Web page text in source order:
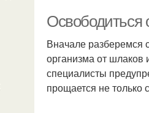
Освободиться
Вначале разберемся
организма от шлаков
специалисты
прощается не